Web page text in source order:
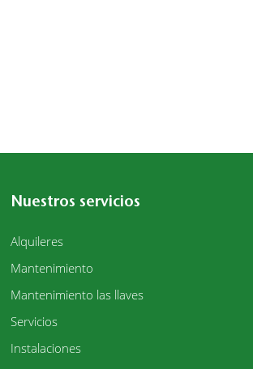
Nuestros servicios
Alquileres
Mantenimiento
Mantenimiento las llaves
Servicios
Instalaciones